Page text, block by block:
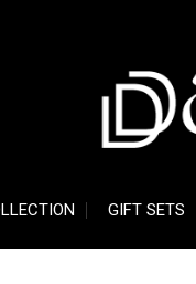
GIFT SETS